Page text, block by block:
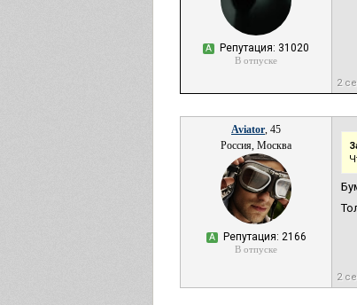
А Репутация: 31020
В отпуске
2
Aviator, 45
Россия, Москва
А Репутация: 2166
В отпуске
2